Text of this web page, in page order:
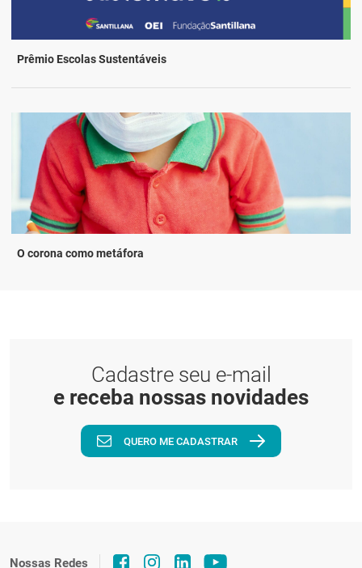
Prêmio Escolas Sustentáveis
O corona como metáfora
Cadastre seu e-mail
e receba nossas novidades
QUERO ME CADASTRAR
Nossas Redes